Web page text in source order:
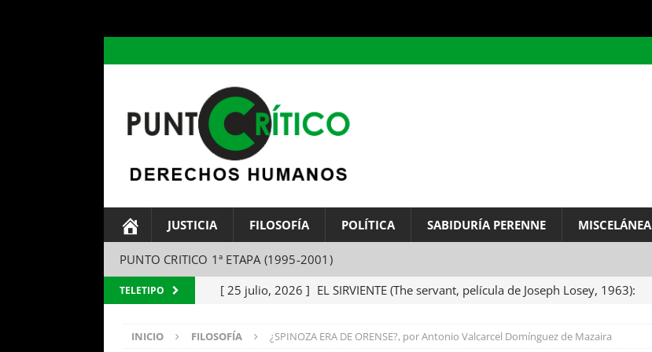
JUSTICIA FILOSOFÍA POLÍTICA SABIDURÍA PERENNE MISCELÁNEA
PUNTO CRITICO 1ª ETAPA (1995-2001)
TELETIPO [ 24 julio, 2026 ] EL TEMA DEL INFINITO, por Baruch de Spinoza (Carta de
[ 28 julio, 2026 ] EL FUTURO ES HISTORIA: «Nacionalismos, Regionalismos y
INICIO FILOSOFÍA ¿SPINOZA ERA DE ORENSE?, por Antonio Valcarcel Domínguez de Mazaira